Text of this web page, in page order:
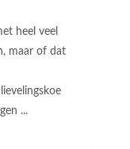
heel veel
maar of dat
...